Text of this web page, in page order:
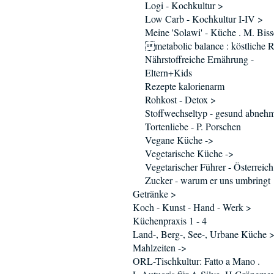
Logi - Kochkultur >
Low Carb - Kochkultur I-IV >
Meine 'Solawi' - Küche . M.
metabolic balance : köstliche
Nährstoffreiche Ernährung -
Eltern+Kids
Rezepte kalorienarm
Rohkost - Detox >
Stoffwechseltyp - gesund
Tortenliebe - P. Porschen
Vegane Küche ->
Vegetarische Küche ->
Vegetarischer Führer - Österreich
Zucker - warum er uns umbringt
Getränke >
Koch - Kunst - Hand - Werk >
Küchenpraxis 1 - 4
Land-, Berg-, See-, Urbane Küche >
Mahlzeiten ->
ORL-Tischkultur: Fatto a Mano .